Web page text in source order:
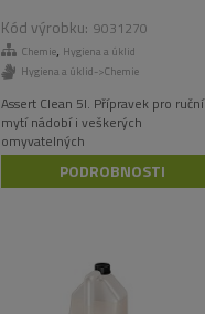
9031270
Chemie, Hygiena a úklid
Hygiena a úklid->Chemie
Assert Clean 5l. Přípravek pro ruční
mytí nádobí i veškerých
omyvatelných
ploch a předmětů s eko známkou
PODROBNOSTI